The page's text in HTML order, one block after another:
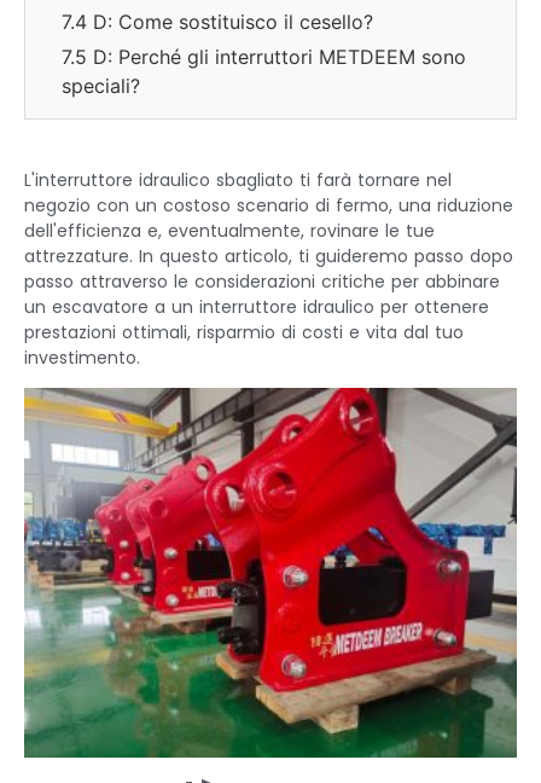
7.4 D: Come sostituisco il cesello?
7.5 D: Perché gli interruttori METDEEM sono
speciali?
L'interruttore idraulico sbagliato ti farà tornare nel
negozio con un costoso scenario di fermo, una riduzione
dell'efficienza e, eventualmente, rovinare le tue
attrezzature. In questo articolo, ti guideremo passo dopo
passo attraverso le considerazioni critiche per abbinare
un escavatore a un interruttore idraulico per ottenere
prestazioni ottimali, risparmio di costi e vita dal tuo
investimento.